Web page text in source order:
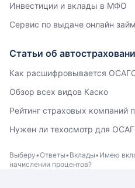
Инвестиции и вклады в МФО
Сервис по выдаче онлайн
Статьи об
Как расшифровывается
Обзор всех видов Каско
Рейтинг страховых компаний
Нужен ли техосмотр для
Выберу Ответы Вклады Имею
начислении процентов?